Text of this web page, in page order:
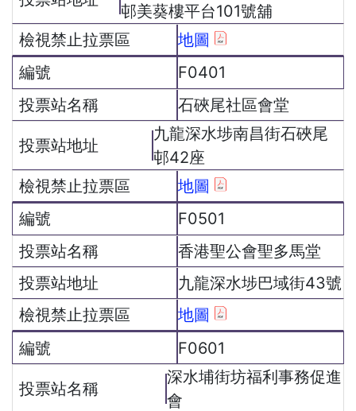
邨美葵樓平台101號舖
地圖
F0401
石硤尾社區會堂
九龍深水埗南昌街石硤尾
邨42座
地圖
F0501
香港聖公會聖多馬堂
九龍深水埗巴域街43號
地圖
F0601
深水埔街坊福利事務促進
會